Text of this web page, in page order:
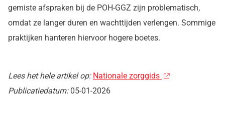
gemiste afspraken bij de POH-GGZ zijn problematisch,
omdat ze langer duren en wachttijden verlengen. Sommige
praktijken hanteren hiervoor hogere boetes.
Lees het hele artikel op: Nationale zorggids
Publicatiedatum: 05-01-2026